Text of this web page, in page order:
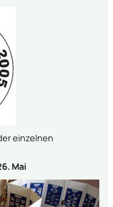
einzelnen
Mai